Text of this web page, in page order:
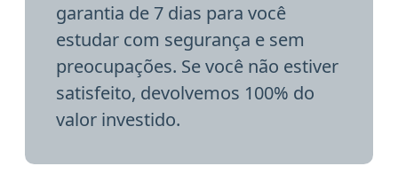
garantia de 7 dias para você
estudar com segurança e sem
preocupações. Se você não estiver
satisfeito, devolvemos 100% do
valor investido.